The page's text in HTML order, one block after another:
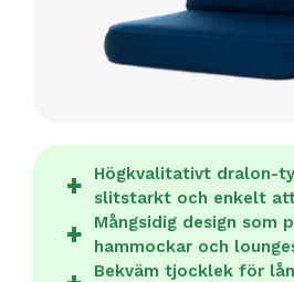
Högkvalitativt dralon-
slitstarkt och enkelt
Mångsidig design som
hammockar och
Bekväm tjocklek för